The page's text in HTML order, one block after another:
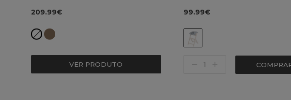
209.99€
VER PRODUTO
99.99€